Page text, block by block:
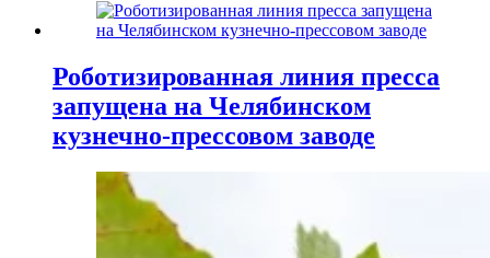
Роботизированная линия пресса
запущена на Челябинском
кузнечно-прессовом заводе